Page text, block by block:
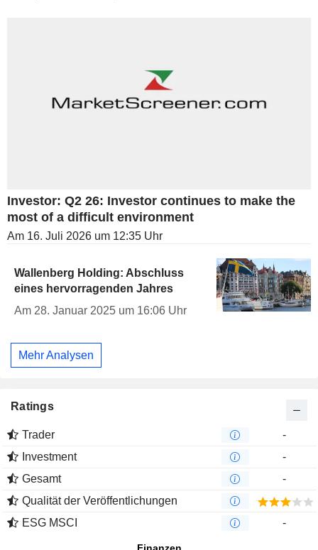
Investor: Q2 26: Investor continues to make the
most of a difficult environment
Am 16. Juli 2026 um 12:35 Uhr
Wallenberg Holding: Abschluss
eines hervorragenden Jahres
Am 28. Januar 2025 um 16:06 Uhr
Mehr Analysen
Ratings
Trader
-
Investment
-
Gesamt
-
Qualität der Veröffentlichungen
ESG MSCI
-